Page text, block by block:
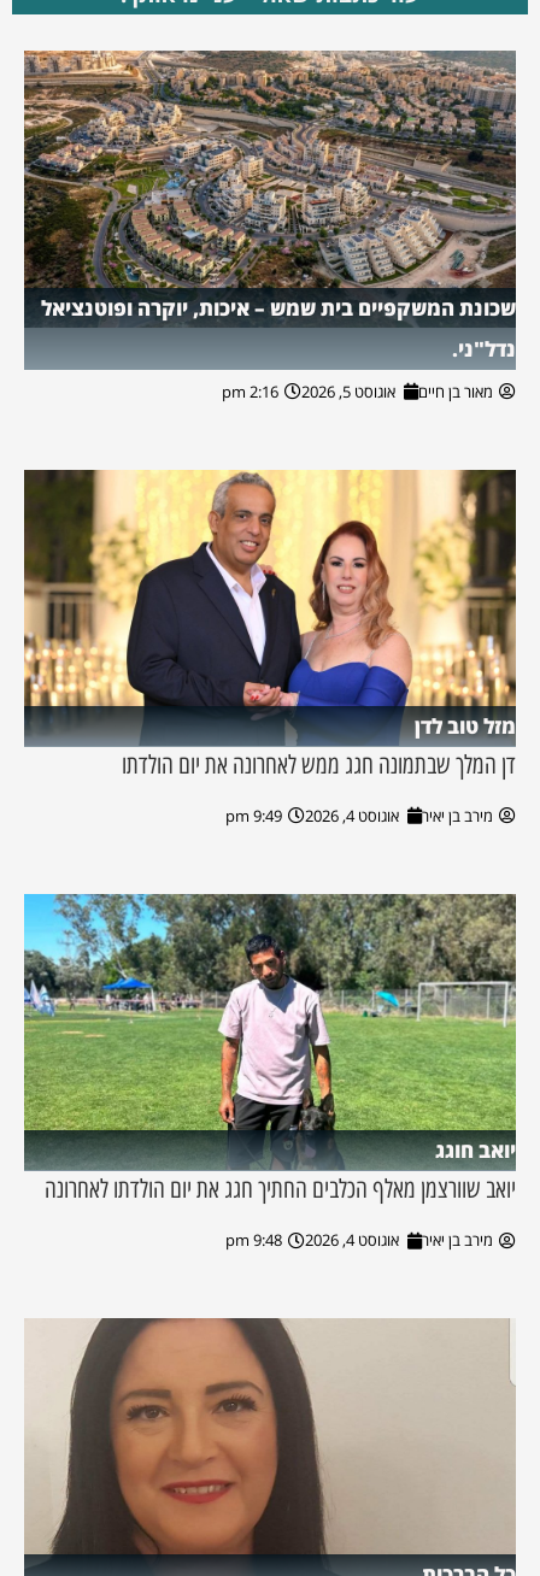
שכונת המשקפיים בית שמש – איכות, יוקרה ופוטנציאל
נדל"ני.
מאור בן חיים אוגוסט 5, 2026 2:16 pm
מזל טוב לדן
דן המלך שבתמונה חגג ממש לאחרונה את יום הולדתו
מירב בן יאיר אוגוסט 4, 2026 9:49 pm
יואב חוגג
יואב שוורצמן מאלף הכלבים החתיך חגג את יום הולדתו לאחרונה
מירב בן יאיר אוגוסט 4, 2026 9:48 pm